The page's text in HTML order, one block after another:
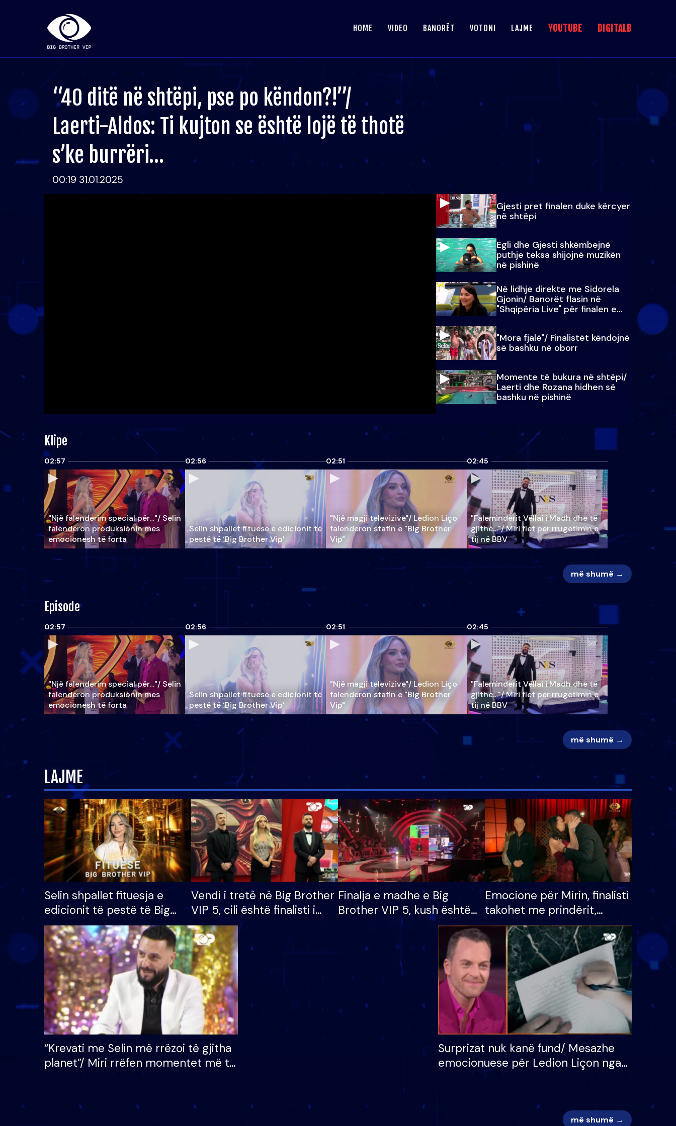
HOME VIDEO BANORËT VOTONI LAJME YOUTUBE DIGITALB
“40 ditë në shtëpi, pse po këndon?!”/
Laerti-Aldos: Ti kujton se është lojë të thotë
s’ke burrëri…
00:19 31.01.2025
Gjesti pret finalen duke kërcyer
në shtëpi
Egli dhe Gjesti shkëmbejnë
puthje teksa shijojnë muzikën
në pishinë
Në lidhje direkte me Sidorela
Gjonin/ Banorët flasin në
"Shqipëria Live" për finalen e
madhe
"Mora fjalë"/ Finalistët këndojnë
së bashku në oborr
Momente të bukura në shtëpi/
Laerti dhe Rozana hidhen së
bashku në pishinë
Klipe
02:57
"Një falenderim special për…"/ Selin
falënderon produksionin mes
emocionesh të forta
02:56
Selin shpallet fituese e edicionit të
pestë të ‘Big Brother Vip’
02:51
"Një magji televizive"/ Ledion Liço
falenderon stafin e "Big Brother
Vip"
02:45
"Faleminderit Vëllai i Madh dhe të
gjithë…"/ Miri flet për rrugëtimin e
tij në BBV
më shumë →
Episode
02:57
"Një falenderim special për…"/ Selin
falënderon produksionin mes
emocionesh të forta
02:56
Selin shpallet fituese e edicionit të
pestë të ‘Big Brother Vip’
02:51
"Një magji televizive"/ Ledion Liço
falenderon stafin e "Big Brother
Vip"
02:45
"Faleminderit Vëllai i Madh dhe të
gjithë…"/ Miri flet për rrugëtimin e
tij në BBV
më shumë →
LAJME
Selin shpallet fituesja e
edicionit të pestë të Big
Brother VIP, rrëmben
çmimin e madh prej 100
mijë eurosh
Vendi i tretë në Big Brother
VIP 5, cili është finalisti i
radhës që lë shtëpinë
Finalja e madhe e Big
Brother VIP 5, kush është
banori i parë që lë shtëpinë
dhe humb mundësinë për
të fituar çmimin e madh
Emocione për Mirin, finalisti
takohet me prindërit,
vajzën dhe bashkëshorten:
S’kemi ndonjë letër divorci
apo jo?
“Krevati me Selin më rrëzoi të gjitha
planet”/ Miri rrëfen momentet më të
bukura në shtëpinë e BB VIP: Do më
Surprizat nuk kanë fund/ Mesazhe
emocionuese për Ledion Liçon nga
nëna dhe fëmijët e tij, moderatori
më shumë →